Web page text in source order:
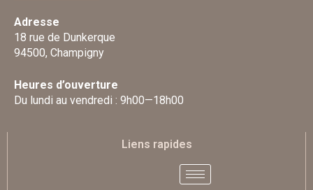
Adresse
18 rue de Dunkerque
94500, Champigny
Heures d’ouverture
Du lundi au vendredi : 9h00—18h00
Liens rapides